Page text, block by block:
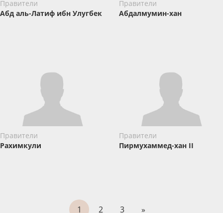
Правители
Абд аль-Латиф ибн Улугбек
Правители
Абдалмумин-хан
Правители
Рахимкули
Правители
Пирмухаммед-хан II
1 2 3 »